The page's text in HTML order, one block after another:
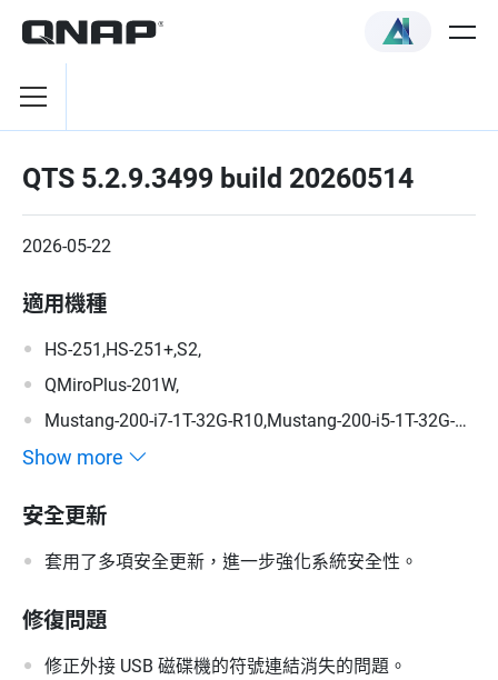
QTS 5.2.9.3499 build 20260514
2026-05-22
適用機種
HS-251,HS-251+,S2,
QMiroPlus-201W,
Mustang-200-i7-1T-32G-R10,Mustang-200-i5-1T-32G-
R10,Mustang-200-C-8G-R10,Mustang-200,
Show more
安全更新
套用了多項安全更新，進一步強化系統安全性。
修復問題
修正外接 USB 磁碟機的符號連結消失的問題。